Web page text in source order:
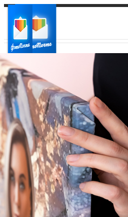
Ваш город:
Ваш регион доставки
Выберите из списка: